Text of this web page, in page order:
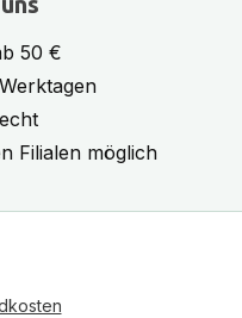
50 €
Filialen möglich